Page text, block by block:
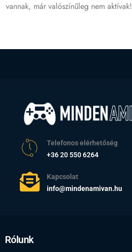
vannak, már valószínűleg nem aktívak!
Telefonos elérhetőség
+36 20 550 6264
Kapcsolat
info@mindenamivan.hu
Rólunk